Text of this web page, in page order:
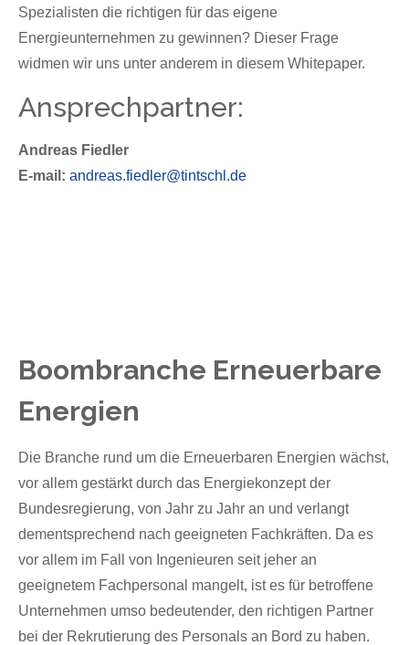
Spezialisten die richtigen für das eigene
Energieunternehmen zu gewinnen? Dieser Frage
widmen wir uns unter anderem in diesem Whitepaper.
Ansprechpartner:
Andreas Fiedler
E-mail: andreas.fiedler@tintschl.de
Boombranche Erneuerbare
Energien
Die Branche rund um die Erneuerbaren Energien wächst,
vor allem gestärkt durch das Energiekonzept der
Bundesregierung, von Jahr zu Jahr an und verlangt
dementsprechend nach geeigneten Fachkräften. Da es
vor allem im Fall von Ingenieuren seit jeher an
geeignetem Fachpersonal mangelt, ist es für betroffene
Unternehmen umso bedeutender, den richtigen Partner
bei der Rekrutierung des Personals an Bord zu haben.